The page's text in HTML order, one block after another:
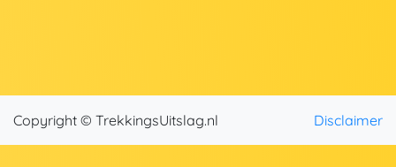
Copyright © TrekkingsUitslag.nl Disclaimer